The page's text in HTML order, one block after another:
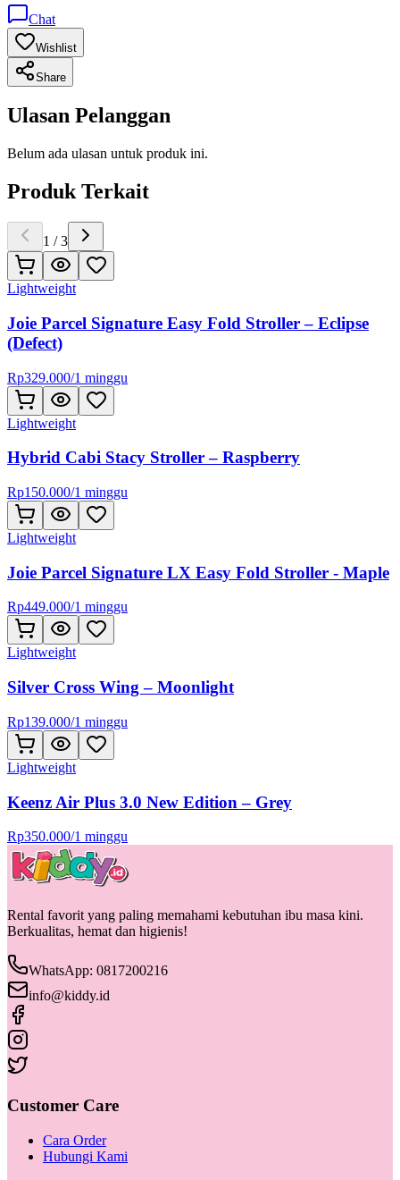
Chat
Wishlist
Share
Ulasan Pelanggan
Belum ada ulasan untuk produk ini.
Produk Terkait
1 /3
Lightweight
Joie Parcel Signature Easy Fold Stroller – Eclipse
(Defect)
Rp329.000/1 minggu
Lightweight
Hybrid Cabi Stacy Stroller – Raspberry
Rp150.000/1 minggu
Lightweight
Joie Parcel Signature LX Easy Fold Stroller - Maple
Rp449.000/1 minggu
Lightweight
Silver Cross Wing – Moonlight
Rp139.000/1 minggu
Lightweight
Keenz Air Plus 3.0 New Edition – Grey
Rp350.000/1 minggu
Rental favorit yang paling memahami kebutuhan ibu masa kini.
Berkualitas, hemat dan higienis!
WhatsApp: 0817200216
info@kiddy.id
Customer Care
Cara Order
Hubungi Kami